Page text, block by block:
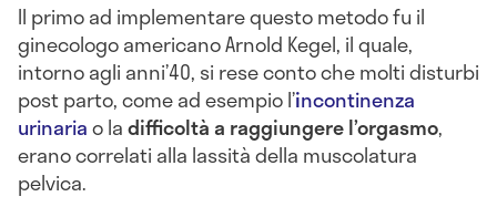
Il primo ad implementare questo metodo fu il
ginecologo americano Arnold Kegel, il quale,
intorno agli anni’40, si rese conto che molti disturbi
post parto, come ad esempio l’incontinenza
urinariao ladifficoltà a raggiungere l’orgasmo,
erano correlati alla lassità della muscolatura
pelvica.